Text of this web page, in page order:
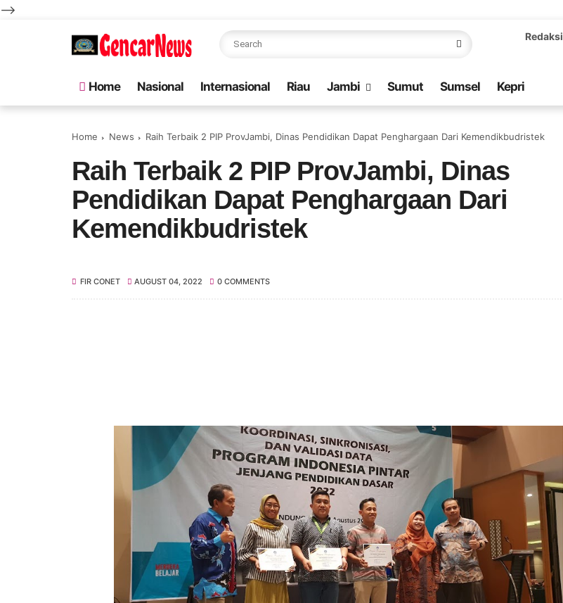
-->
Redaksi
Home Nasional Internasional Riau Jambi Sumut Sumsel Kepri
Home News Raih Terbaik 2 PIP ProvJambi, Dinas Pendidikan Dapat Penghargaan Dari Kemendikbudristek
Raih Terbaik 2 PIP ProvJambi, Dinas
Pendidikan Dapat Penghargaan Dari
Kemendikbudristek
FIR CONET AUGUST 04, 2022 0 COMMENTS